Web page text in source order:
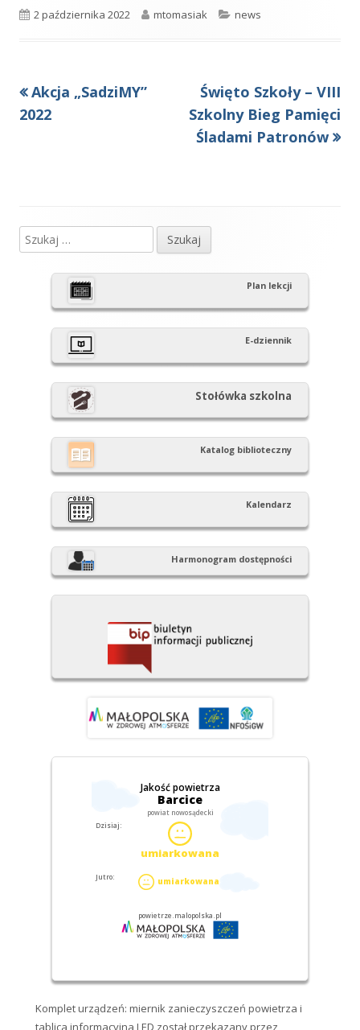
Opublikowano
2 października 2022 Autor
mtomasiak Kategorie
news
Nawigacja
Poprzedni
artykół
Akcja „SadziMY”
2022
Następny
artykół:
Święto Szkoły – VIII
Szkolny Bieg Pamięci
Śladami Patronów
Główny
panel
boczny
Szukaj:
Plan lekcji
E-dziennik
Stołówka szkolna
Katalog biblioteczny
Kalendarz
Harmonogram dostępności
Komplet urządzeń: miernik zanieczyszczeń powietrza i
tablica informacyjna LED został przekazany przez